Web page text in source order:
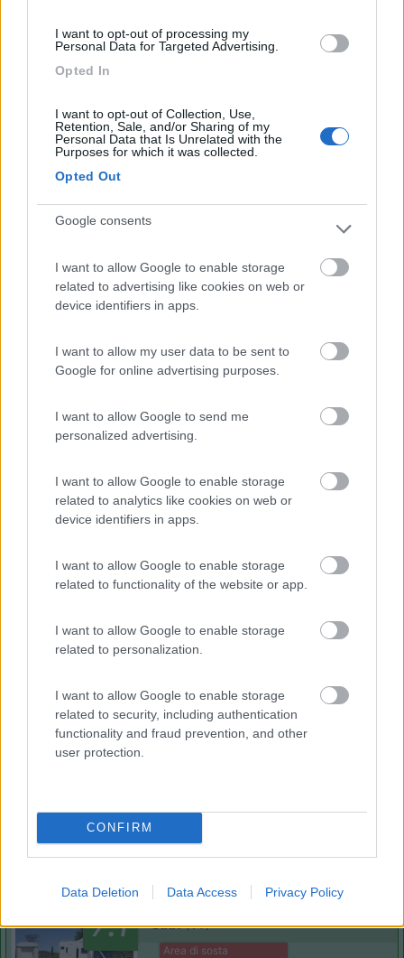
I want to opt-out of processing my
Personal Data for Targeted Advertising.
Opted In
I want to opt-out of Collection, Use,
Retention, Sale, and/or Sharing of my
Personal Data that Is Unrelated with the
Purposes for which it was collected.
Opted Out
Google consents
I want to allow Google to enable storage
related to advertising like cookies on web or
device identifiers in apps.
I want to allow my user data to be sent to
Google for online advertising purposes.
I want to allow Google to send me
personalized advertising.
I want to allow Google to enable storage
related to analytics like cookies on web or
device identifiers in apps.
I want to allow Google to enable storage
related to functionality of the website or app.
I want to allow Google to enable storage
related to personalization.
I want to allow Google to enable storage
related to security, including authentication
functionality and fraud prevention, and other
user protection.
CONFIRM
Data Deletion Data Access Privacy Policy
Caratteristiche Posizione
Zona tranquilla e panoramica
Caratteristiche
Caratteristiche Posizione
Spancky 31/10/2010 19:19
Caratteristiche
mimose 13/07/2010 11:49
Posizione
Segnalati nei dintorni
6
(3)
Camping Internazionale Lago di Bracciano
Trevignano Romano (RM)
7.1 Sutri(VT)
Area di sosta